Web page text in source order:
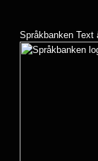
Språkbanken Text